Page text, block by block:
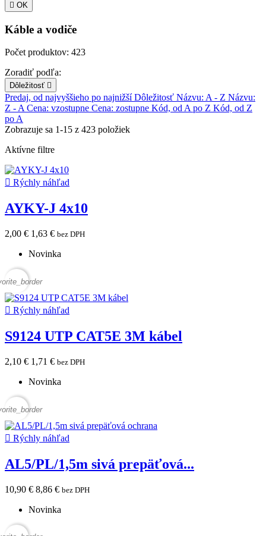
 OK
Káble a vodiče
Počet produktov: 423
Zoradiť podľa:
Dôležitosť 
Predaj, od najvyššieho po najnižšíDôležitosť Názvu: A - Z Názvu:
Z - ACena: vzostupne Cena: zostupne Kód, od A po Z Kód, od Z
po A
Zobrazuje sa 1-15 z 423 položiek
Aktívne filtre
 Rýchly náhľad
AYKY-J 4x10
2,00 € 1,63 € bez DPH
Novinka
 Rýchly náhľad
S9124 UTP CAT5E 3M kábel
2,10 € 1,71 € bez DPH
Novinka
 Rýchly náhľad
AL5/PL/1,5m sivá prepäťová...
10,90 € 8,86 € bez DPH
Novinka